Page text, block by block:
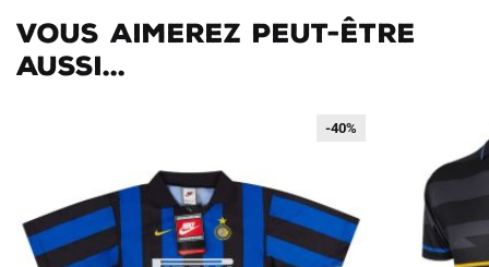
Vous aimerez peut-être
aussi...
-40%
-40%